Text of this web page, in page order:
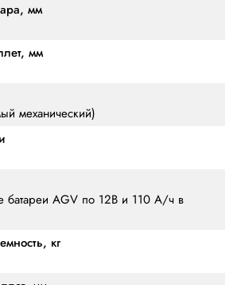
мм
мм
механический)
батареи AGV по 12В и 110 А/ч в
кг